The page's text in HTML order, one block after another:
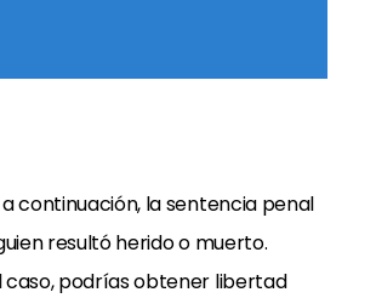
continuación, la sentencia penal
resultó herido o muerto.
caso, podrías obtener libertad